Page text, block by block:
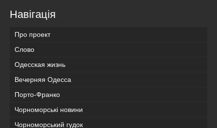
Навігація
Про проект
Слово
Одесская жизнь
Вечерняя Одесса
Порто-Франко
Чорноморські новини
Чорноморський гудок